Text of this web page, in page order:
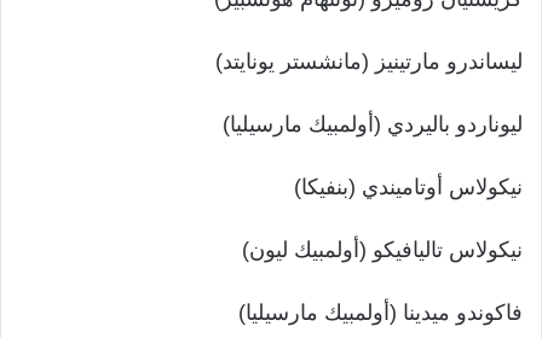
ليساندرو مارتينيز (مانشستر يونايتد)
ليوناردو باليردي (أولمبيك مارسيليا)
نيكولاس أوتاميندي (بنفيكا)
نيكولاس تاليافيكو (أولمبيك ليون)
فاكوندو ميدينا (أولمبيك مارسيليا)